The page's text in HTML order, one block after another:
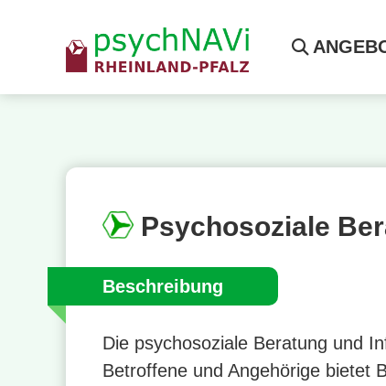
Psychosoziale
Beschreibung
Die psychosoziale Beratung und
Betroffene und Angehörige bietet